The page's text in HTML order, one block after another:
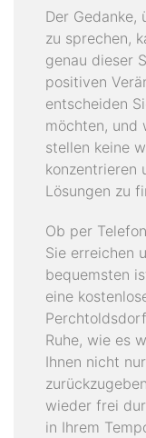
Der Gedanke,
zu sprechen,
genau dieser
positiven
entscheiden
möchten, und
stellen keine
konzentrieren
Lösungen zu
Ob per
Sie erreichen
bequemsten
eine
Ruhe, wie es
Ihnen nicht
wieder frei
in Ihrem